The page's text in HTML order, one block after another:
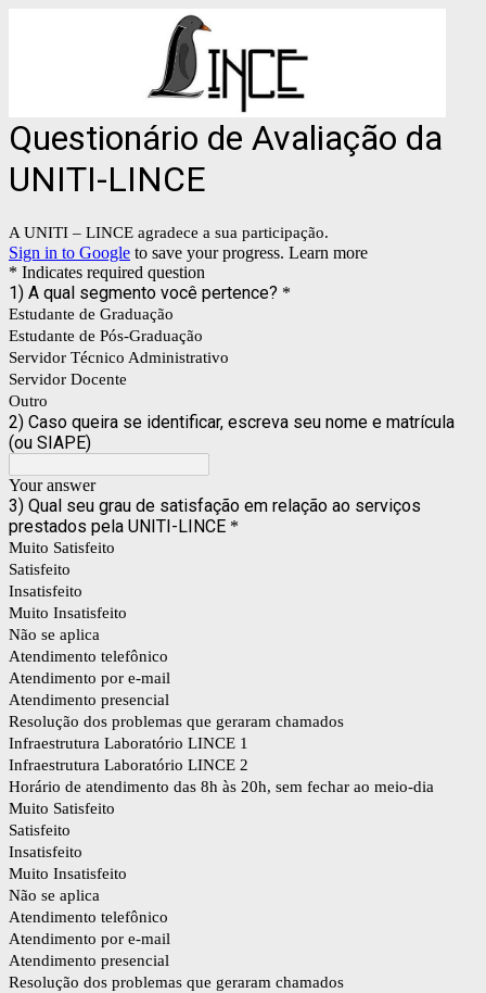
Questionário de Avaliação da
UNITI-LINCE
A UNITI – LINCE agradece a sua participação.
Sign in to Google to save your progress. Learn more
* Indicates required question
1) A qual segmento você pertence? *
Estudante de Graduação
Estudante de Pós-Graduação
Servidor Técnico Administrativo
Servidor Docente
Outro
2) Caso queira se identificar, escreva seu nome e matrícula
(ou SIAPE)
Your answer
3) Qual seu grau de satisfação em relação ao serviços
prestados pela UNITI-LINCE *
Muito Satisfeito
Satisfeito
Insatisfeito
Muito Insatisfeito
Não se aplica
Atendimento telefônico
Atendimento por e-mail
Atendimento presencial
Resolução dos problemas que geraram chamados
Infraestrutura Laboratório LINCE 1
Infraestrutura Laboratório LINCE 2
Horário de atendimento das 8h às 20h, sem fechar ao meio-dia
Muito Satisfeito
Satisfeito
Insatisfeito
Muito Insatisfeito
Não se aplica
Atendimento telefônico
Atendimento por e-mail
Atendimento presencial
Resolução dos problemas que geraram chamados